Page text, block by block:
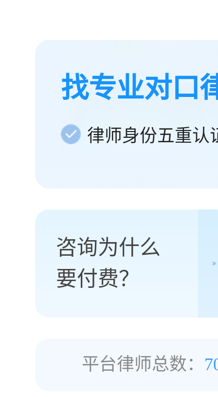
找专业对口
律师身份五重认
咨询为什么
要付费？
平台律师总数：